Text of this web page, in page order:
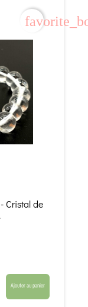
Cristal de
Ajouter au panier